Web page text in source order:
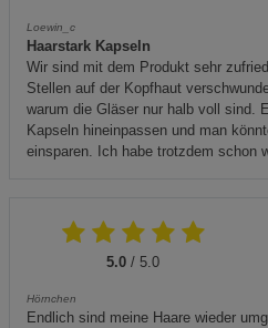
Loewin_c
Haarstark Kapseln
Wir sind mit dem Produkt sehr
Stellen auf der Kopfhaut
warum die Gläser nur halb voll sind.
Kapseln hineinpassen und man
einsparen. Ich habe trotzdem schon
5.0 / 5.0
Hörnchen
Endlich sind meine Haare wieder